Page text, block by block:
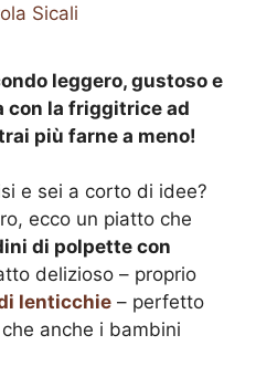
Sicali
leggero, gustoso e
con la friggitrice ad
più farne a meno!
e sei a corto di idee?
ecco un piatto che
di polpette con
delizioso – proprio
lenticchie – perfetto
anche i bambini